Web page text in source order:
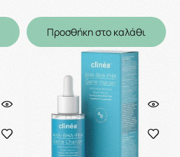
Προσθήκη στο καλάθι